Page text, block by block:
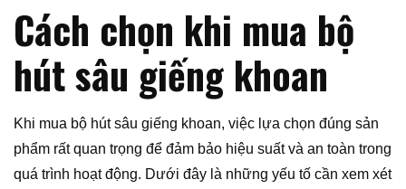
Cách chọn khi mua bộ
hút sâu giếng khoan
Khi mua bộ hút sâu giếng khoan, việc lựa chọn đúng sản
phẩm rất quan trọng để đảm bảo hiệu suất và an toàn trong
quá trình hoạt động. Dưới đây là những yếu tố cần xem xét